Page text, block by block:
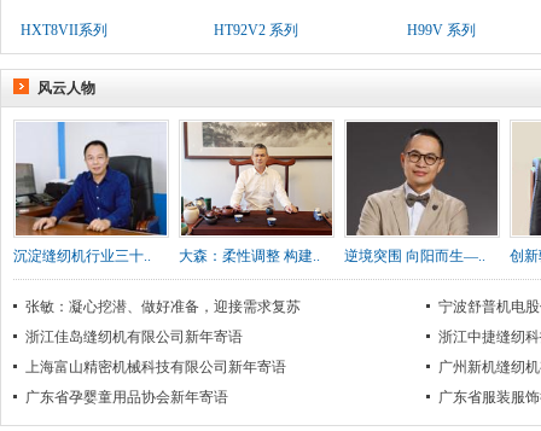
HXT8VII系列 HT92V2 系列 H99V 系列
风云人物
沉淀缝纫机行业三十.. 大森：柔性调整 构建.. 逆境突围 向阳而生—.. 创
张敏：凝心挖潜、做好准备，迎接需求复苏
宁波舒普机电
浙江佳岛缝纫机有限公司新年寄语
浙江中捷缝纫
上海富山精密机械科技有限公司新年寄语
广州新机缝纫
广东省孕婴童用品协会新年寄语
广东省服装服